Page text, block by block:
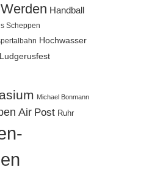
Handball
Scheppen
Hochwasser
Ludgerusfest
Michael Bonmann
Air Post Ruhr